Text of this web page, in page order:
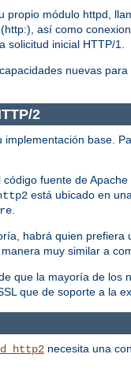
propio módulo httpd,
así como
solicitud inicial HTTP/1.
nuevas
2
implementación base.
código fuente de
está ubicado en
.
habrá quien prefiera
muy similar a
que la mayoría de los
que de soporte a la
necesita una